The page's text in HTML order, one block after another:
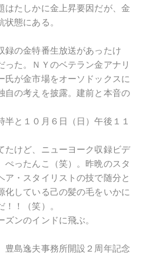
はたしかに金上昇要因だが、金
態にある。
録の金特番生放送があったけ
った。ＮＹのベテラン金アナリ
氏が金市場をオーソドックスに
自の考えを披露。建前と本音の
半と１０月６日（日）午後１１
たけど、ニューヨーク収録ビデ
ぺったんこ（笑）。昨晩のスタ
ア・スタイリストの技で随分と
化している己の髪の毛をいかに
！（笑）。
ンのインドに飛ぶ。
豊島逸夫事務所開設２周年記念